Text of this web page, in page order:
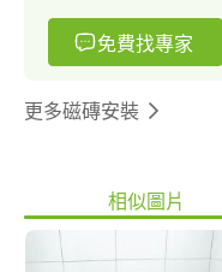
免費找專家
更多磁磚安裝
相似圖片